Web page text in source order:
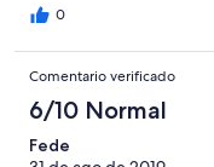
0
Comentario verificado
6/10 Normal
Fede